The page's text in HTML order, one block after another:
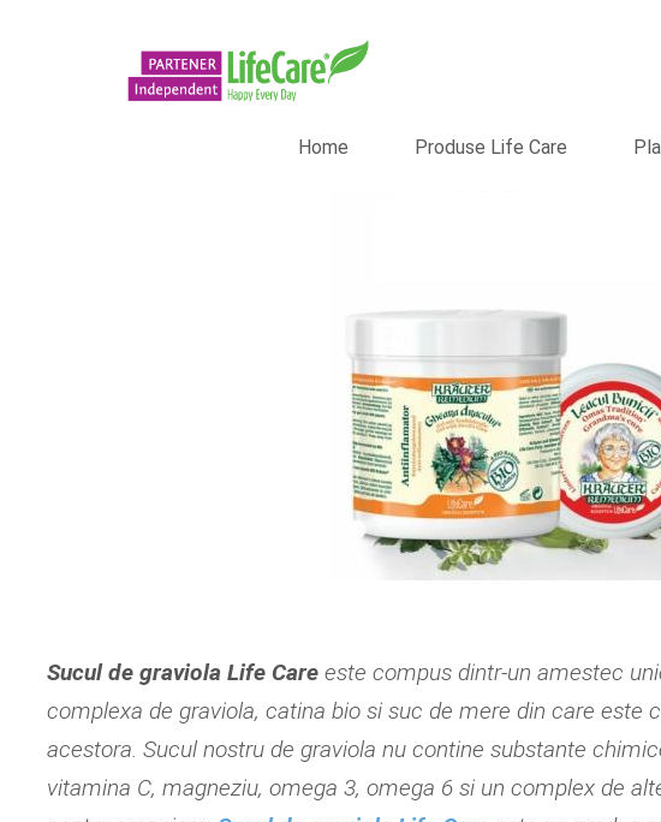
Home Produse Life Care
Sucul de graviola Life Care este compus dintr-un amestec
complexa de graviola, catina bio si suc de mere din care
acestora. Sucul nostru de graviola nu contine substante
vitamina C, magneziu, omega 3, omega 6 si un complex de